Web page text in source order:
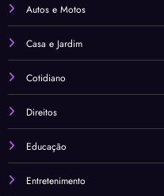
Autos e Motos
Casa e Jardim
Cotidiano
Direitos
Educação
Entretenimento